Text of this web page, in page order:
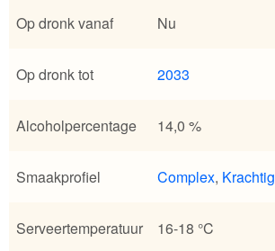
Op dronk vanaf Nu
Op dronk tot 2033
Alcoholpercentage 14,0 %
Smaakprofiel Complex, Krachtig
Serveertemperatuur 16-18 °C